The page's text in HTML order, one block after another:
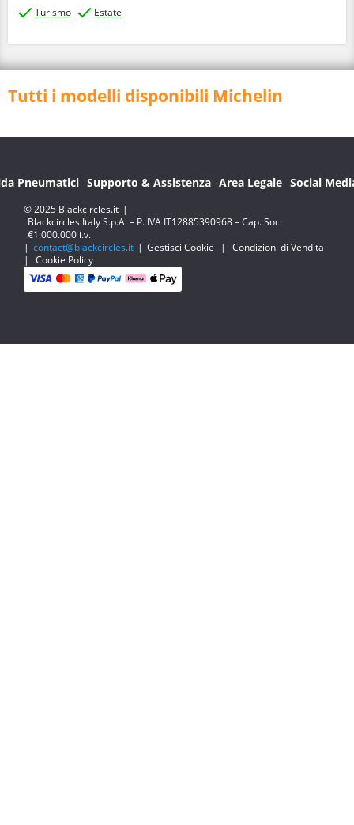
Turismo Estate
Tutti i modelli disponibili Michelin
Pneumatici Supporto & Assistenza Area Legale Social
© 2025 Blackcircles.it |
Blackcircles Italy S.p.A. – P. IVA IT12885390968 – Cap. Soc.
€1.000.000 i.v.
| contact@blackcircles.it | Gestisci Cookie |
Condizioni di Vendita
|
Cookie Policy